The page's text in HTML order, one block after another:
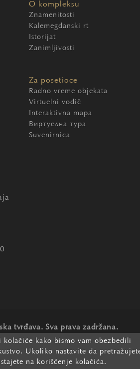
kolačiće kako bismo vam obezbedili
Ukoliko nastavite da
na korišćenje kolačića.
O kompleksu
Znamenitosti
Kalemegdanski rt
Istorijat
Zanimljivosti
Za posetioce
Radno vreme objekata
Virtuelni vodič
Interaktivna mapa
Виртуелна тура
Suvenirnica
tvrđava. Sva prava zadržana.